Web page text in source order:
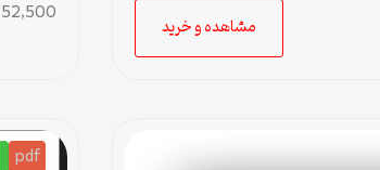
مشاهده و خرید
52,500
pdf